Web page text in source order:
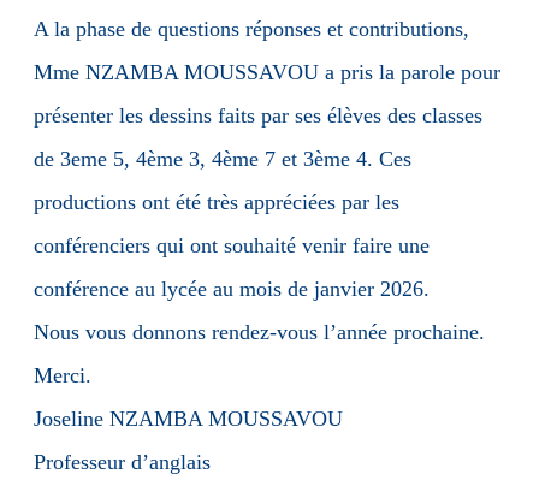
A la phase de questions réponses et contributions,
Mme NZAMBA MOUSSAVOU a pris la parole pour
présenter les dessins faits par ses élèves des classes
de 3eme 5, 4ème 3, 4ème 7 et 3ème 4. Ces
productions ont été très appréciées par les
conférenciers qui ont souhaité venir faire une
conférence au lycée au mois de janvier 2026.
Nous vous donnons rendez-vous l’année prochaine.
Merci.
Joseline NZAMBA MOUSSAVOU
Professeur d’anglais